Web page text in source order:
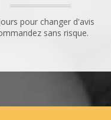
pour changer d'avis
sans risque.